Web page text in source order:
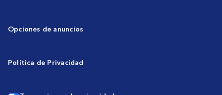
Opciones de anuncios
Política de Privacidad